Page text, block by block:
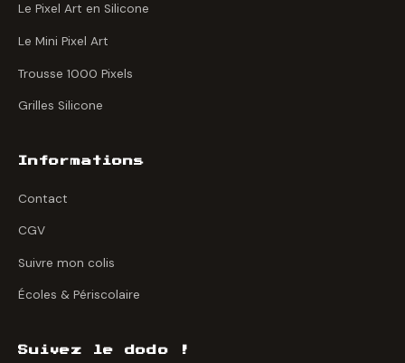
Le Pixel Art en Silicone
Le Mini Pixel Art
Trousse 1000 Pixels
Grilles Silicone
Informations
Contact
CGV
Suivre mon colis
Écoles & Périscolaire
Suivez le dodo !